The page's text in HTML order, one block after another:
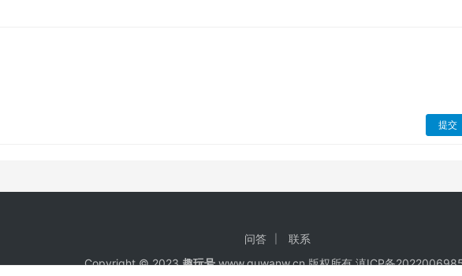
是你此生难忘的体验。🌈
提交
问答
联系
Copyright © 2023趣玩号www.quwanw.cn 版权所有滇ICP备